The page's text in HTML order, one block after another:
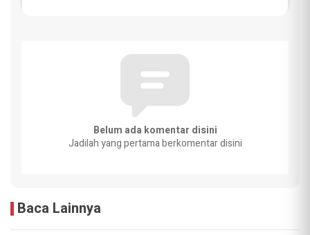
Belum ada komentar disini
Jadilah yang pertama berkomentar disini
Baca Lainnya